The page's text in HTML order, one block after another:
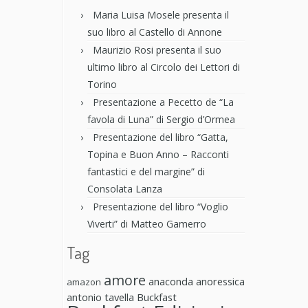
Maria Luisa Mosele presenta il
suo libro al Castello di Annone
Maurizio Rosi presenta il suo
ultimo libro al Circolo dei Lettori di
Torino
Presentazione a Pecetto de “La
favola di Luna” di Sergio d’Ormea
Presentazione del libro “Gatta,
Topina e Buon Anno – Racconti
fantastici e del margine” di
Consolata Lanza
Presentazione del libro “Voglio
Viverti” di Matteo Gamerro
Tag
amazon amore anaconda anoressica
antonio tavella Buckfast